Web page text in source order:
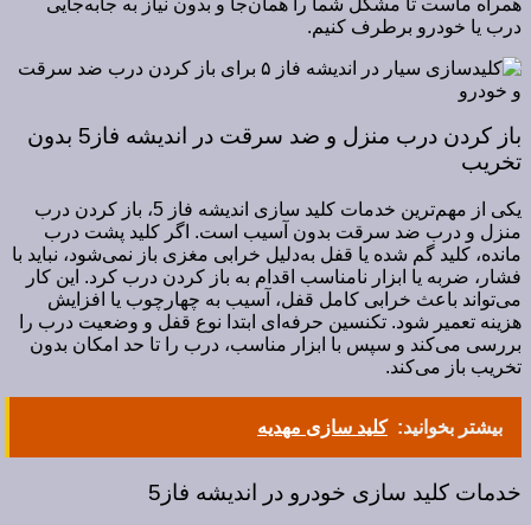
درب یا خودرو برطرف کنیم.
باز کردن درب منزل و ضد سرقت در اندیشه فاز5 بدون
تخریب
یکی از مهم‌ترین خدمات کلید سازی اندیشه فاز 5، باز کردن درب
منزل و درب ضد سرقت بدون آسیب است. اگر کلید پشت درب
مانده، کلید گم شده یا قفل به‌دلیل خرابی مغزی باز نمی‌شود، نباید با
فشار، ضربه یا ابزار نامناسب اقدام به باز کردن درب کرد. این کار
می‌تواند باعث خرابی کامل قفل، آسیب به چهارچوب یا افزایش
هزینه تعمیر شود. تکنسین حرفه‌ای ابتدا نوع قفل و وضعیت درب را
بررسی می‌کند و سپس با ابزار مناسب، درب را تا حد امکان بدون
تخریب باز می‌کند.
بیشتر بخوانید: کلید سازی مهدیه
خدمات کلید سازی خودرو در اندیشه فاز5